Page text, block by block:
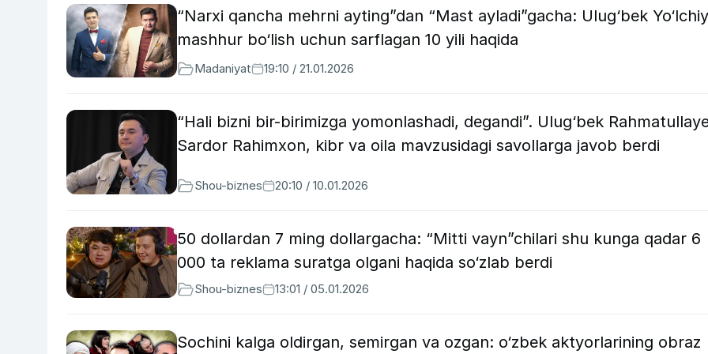
“Narxi qancha mehrni ayting”dan “Mast ayladi”gacha: Ulug‘bek
mashhur bo‘lish uchun sarflagan 10 yili haqida
Madaniyat 19:10 / 21.01.2026
“Hali bizni bir-birimizga yomonlashadi, degandi”. Ulug‘bek
Sardor Rahimxon, kibr va oila mavzusidagi savollarga javob berdi
Shou-biznes 20:10 / 10.01.2026
50 dollardan 7 ming dollargacha: “Mitti vayn”chilari shu kunga qadar 6
000 ta reklama suratga olgani haqida so‘zlab berdi
Shou-biznes 13:01 / 05.01.2026
Sochini kalga oldirgan, semirgan va ozgan: o‘zbek aktyorlarining obraz